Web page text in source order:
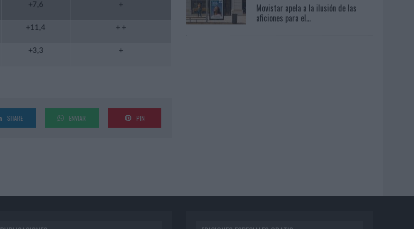
+7,6 +
+11,4 + +
+3,3 +
SHARE ENVIAR PIN
Movistar apela a la ilusión de las
aficiones para el...